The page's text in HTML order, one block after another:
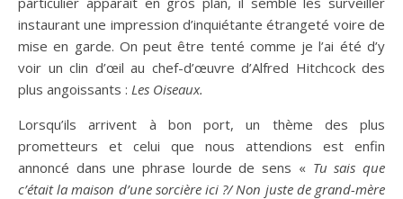
instaurant une impression d’inquiétante étrangeté voire de
mise en garde. On peut être tenté comme je l’ai été d’y
voir un clin d’œil au chef-d’œuvre d’Alfred Hitchcock des
plus angoissants : Les Oiseaux.
Lorsqu’ils arrivent à bon port, un thème des plus
prometteurs et celui que nous attendions est enfin
annoncé dans une phrase lourde de sens « Tu sais que
c’était la maison d’une sorcière ici ?/ Non juste de grand-mère